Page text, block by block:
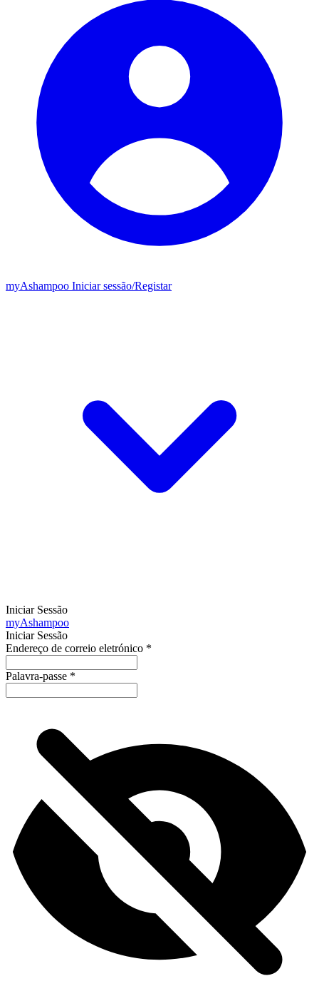
myAshampoo Iniciar sessão/Registar
Iniciar Sessão
myAshampoo
Iniciar Sessão
Endereço de correio eletrónico *
Palavra-passe *